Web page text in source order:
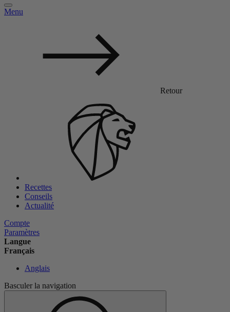
Menu
Retour
Recettes
Conseils
Actualité
Compte
Paramètres
Langue
Français
Anglais
Basculer la navigation